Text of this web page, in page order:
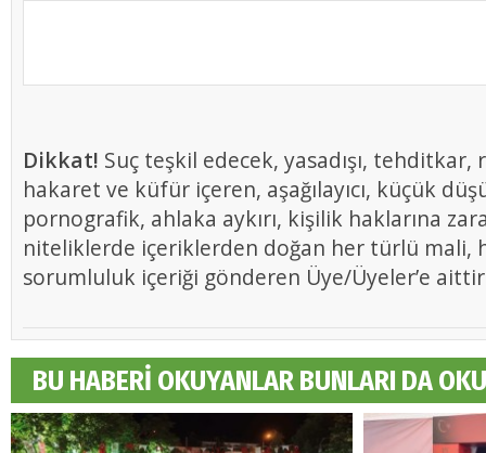
Dikkat! Suç teşkil edecek, yasadışı, tehditkar,
hakaret ve küfür içeren, aşağılayıcı, küçük
pornografik, ahlaka aykırı, kişilik haklarına
niteliklerde içeriklerden doğan her türlü mali,
sorumluluk içeriği gönderen Üye/Üyeler’e
BU HABERİ OKUYANLAR BUNLARI DA